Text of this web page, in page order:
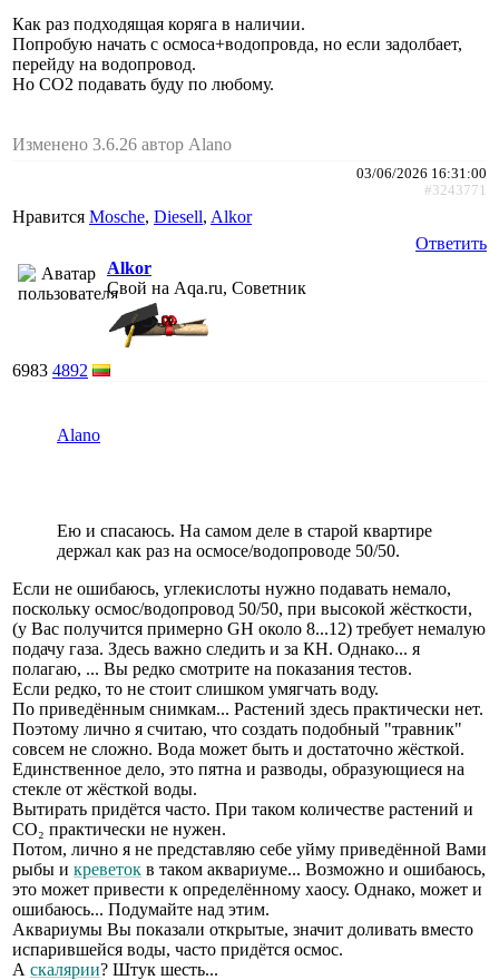
Как раз подходящая коряга в наличии.
Попробую начать с осмоса+водопровда, но если задолбает,
перейду на водопровод.
Но СО2 подавать буду по любому.
Изменено 3.6.26 автор Alano
03/06/2026 16:31:00
#3243771
Нравится Mosche, Diesell, Alkor
Ответить
Alkor
Свой на Aqa.ru, Советник
6983 4892
Alano
Ею и спасаюсь. На самом деле в старой квартире
держал как раз на осмосе/водопроводе 50/50.
Если не ошибаюсь, углекислоты нужно подавать немало,
поскольку осмос/водопровод 50/50, при высокой жёсткости,
(у Вас получится примерно GH около 8...12) требует немалую
подачу газа. Здесь важно следить и за КН. Однако... я
полагаю, ... Вы редко смотрите на показания тестов.
Если редко, то не стоит слишком умягчать воду.
По приведённым снимкам... Растений здесь практически нет.
Поэтому лично я считаю, что создать подобный "травник"
совсем не сложно. Вода может быть и достаточно жёсткой.
Единственное дело, это пятна и разводы, образующиеся на
стекле от жёсткой воды.
Вытирать придётся часто. При таком количестве растений и
СО₂ практически не нужен.
Потом, лично я не представляю себе уйму приведённой Вами
рыбы и креветок в таком аквариуме... Возможно и ошибаюсь,
это может привести к определённому хаосу. Однако, может и
ошибаюсь... Подумайте над этим.
Аквариумы Вы показали открытые, значит доливать вместо
испарившейся воды, часто придётся осмос.
А скалярии? Штук шесть...